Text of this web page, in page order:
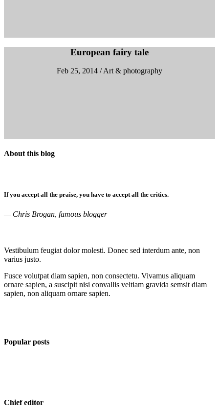
European fairy tale
Feb 25, 2014 / Art & photography
About this blog
If you accept all the praise, you have to accept all the critics.
— Chris Brogan, famous blogger
Vestibulum feugiat dolor molesti. Donec sed interdum ante, non
varius justo.
Fusce volutpat diam sapien, non consectetu. Vivamus aliquam
ornare sapien, a suscipit nisi convallis veltiam gravida semsit diam
sapien, non aliquam ornare sapien.
Popular posts
Chief editor